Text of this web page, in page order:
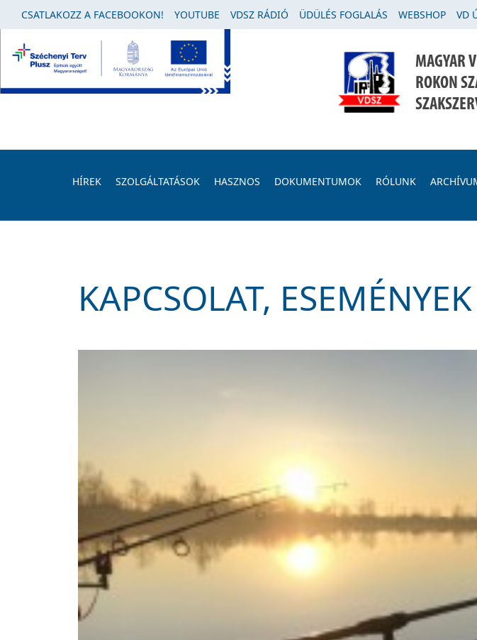
CSATLAKOZZ A FACEBOOKON! YOUTUBE VDSZ RÁDIÓ ÜDÜLÉS FOGLALÁS WEBSHOP VD
MAGYAR
ROKON
HÍREK SZOLGÁLTATÁSOK HASZNOS DOKUMENTUMOK RÓLUNK
KAPCSOLAT, ESEMÉNYEK